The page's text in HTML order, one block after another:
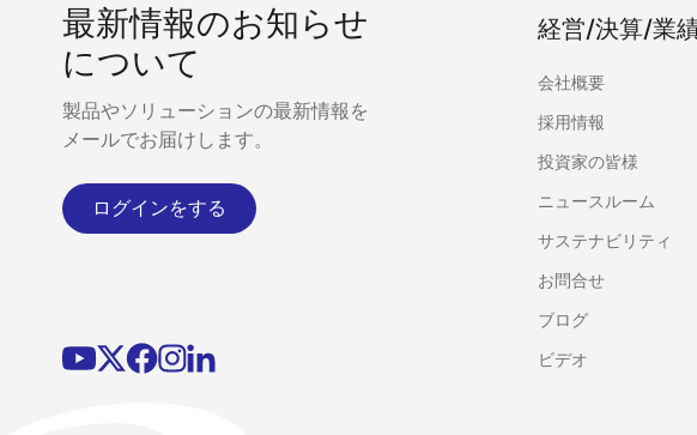
最新情報のお知らせ
について
製品やソリューションの最新情報を
メールでお届けします。
ログインをする
経営/決算/業
会社概要
採用情報
投資家の皆様
ニュースルーム
サステナビリティ
お問合せ
ブログ
ビデオ